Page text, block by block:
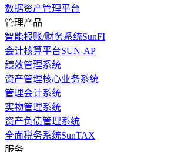
数据资产管理平台
管理产品
智能报账/财务系统SunFI
会计核算平台SUN-AP
绩效管理系统
资产管理核心业务系统
管理会计系统
实物管理系统
资产负债管理系统
全面税务系统SunTAX
服务